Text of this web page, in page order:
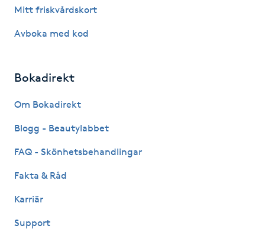
Hyperhidros
Hårbottenbehandling
Mitt friskvårdskort
Avboka med kod
Bokadirekt
Om Bokadirekt
Blogg - Beautylabbet
FAQ - Skönhetsbehandlingar
Fakta & Råd
Karriär
Support